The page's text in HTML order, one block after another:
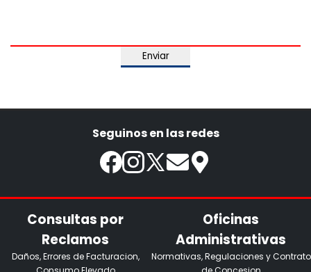
Enviar
Seguinos en las redes
Consultas por
Reclamos
Daños, Errores de Facturacion,
Oficinas
Administrativas
Normativas, Regulaciones y Contrato